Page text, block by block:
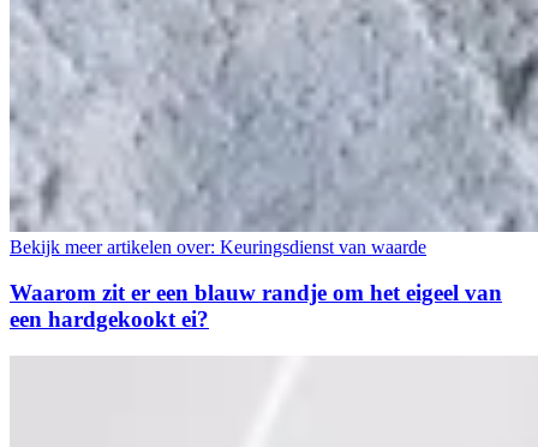
Bekijk meer artikelen over: Keuringsdienst van waarde
Waarom zit er een blauw randje om het eigeel van
een hardgekookt ei?